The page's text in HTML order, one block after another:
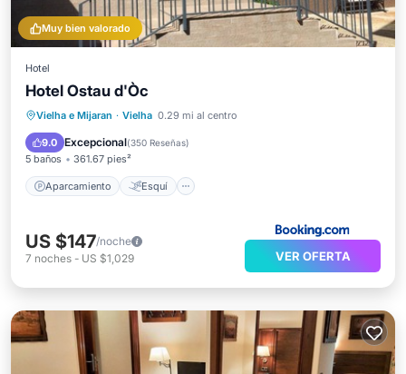
Muy bien valorado
Hotel
Hotel Ostau d'Òc
Vielha e Mijaran · Vielha 0.29 mi al centro
9.0 Excepcional(350 Reseñas)
5 baños 361.67 pies²
Aparcamiento Esquí
Aparcamiento
Esquí
Balcón/Terraza
US $147/noche
7 noches - US $1,029 VER OFERTA